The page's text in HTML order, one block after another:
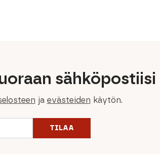
sähköpostiisi
ja evästeiden käytön.
TILAA